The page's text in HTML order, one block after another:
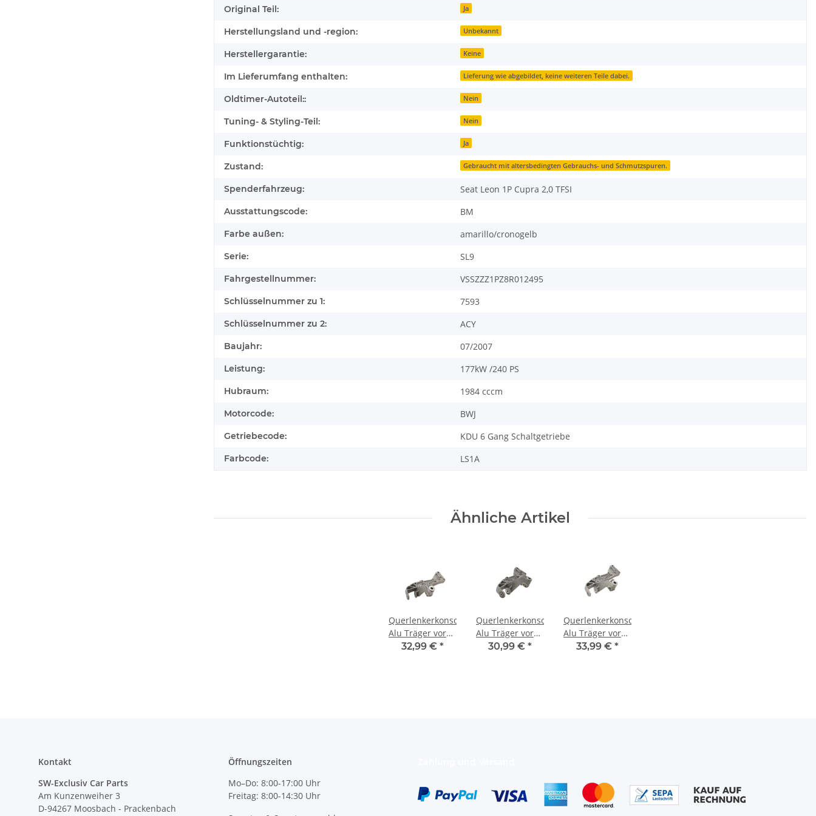
Original Teil: Ja
Herstellungsland und -region: Unbekannt
Herstellergarantie: Keine
Im Lieferumfang enthalten: Lieferung wie abgebildet, keine weiteren Teile dabei.
Oldtimer-Autoteil:: Nein
Tuning- & Styling-Teil: Nein
Funktionstüchtig: Ja
Zustand: Gebraucht mit altersbedingten Gebrauchs- und Schmutzspuren.
Spenderfahrzeug: Seat Leon 1P Cupra 2,0 TFSI
Ausstattungscode: BM
Farbe außen: amarillo/cronogelb
Serie: SL9
Fahrgestellnummer: VSSZZZ1PZ8R012495
Schlüsselnummer zu 1: 7593
Schlüsselnummer zu 2: ACY
Baujahr: 07/2007
Leistung: 177kW /240 PS
Hubraum: 1984 cccm
Motorcode: BWJ
Getriebecode: KDU 6 Gang Schaltgetriebe
Farbcode: LS1A
Ähnliche Artikel
Querlenkerkonsole
Alu Träger vorne
links
32,99 € *
Querlenkerkonsole
Alu Träger vorne
links
30,99 € *
Querlenkerkonsole
Alu Träger vorne
links
33,99 € *
Kontakt
SW-Exclusiv Car Parts
Am Kunzenweiher 3
D-94267 Moosbach - Prackenbach
Öffnungszeiten
Mo–Do: 8:00-17:00 Uhr
Freitag: 8:00-14:30 Uhr